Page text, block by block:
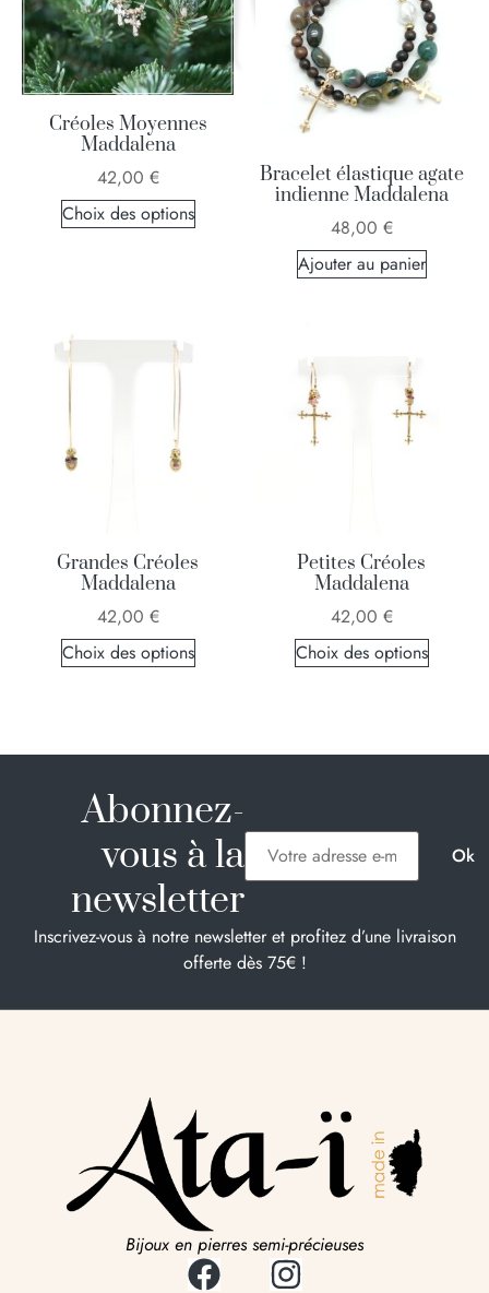
Créoles Moyennes
Maddalena
42,00 €
Choix des options
Bracelet élastique agate
indienne Maddalena
48,00 €
Ajouter au panier
Grandes Créoles
Maddalena
42,00 €
Choix des options
Petites Créoles
Maddalena
42,00 €
Choix des options
Abonnez-
vous à la
newsletter
Inscrivez-vous à notre newsletter et profitez d’une livraison
offerte dès 75€ !
Bijoux en pierres semi-précieuses